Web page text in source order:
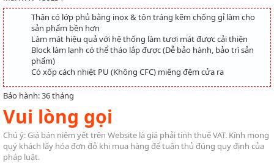
Thân có lớp phủ bằng inox & tôn tráng kẽm chống gỉ làm cho
sản phẩm bền hơn
Làm mát hiệu quả với hệ thống làm tươi mát được cải thiện
Block làm lạnh có thể tháo lắp được (Dễ bảo hành, bảo trì sản
phẩm)
Có xốp cách nhiệt PU (Không CFC) miếng đệm cửa ra
Bảo hành: 36 tháng
Vui lòng gọi
Chú ý: Giá bán niêm yết trên Website là giá phải tính thuế VAT. Kính mong
quý khách lấy hóa đơn đỏ khi mua hàng để tuân thủ đúng quy định của
pháp luật.